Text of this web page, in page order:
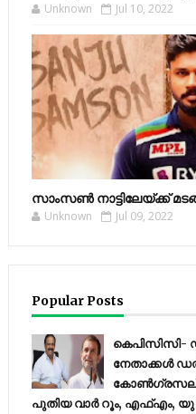
Unknown Jul 10, 2022
സാംസണ്‍ നാട്ടിലേയ്‌ക്ക്
Unknown Jul 09, 2022
Popular Posts
കെപിസിസി-
നേതാക്കൾ
കോണ്‍ഗ്രസല്ല;
പുതിയ വാര്‍ റൂം, എഫ്‌എം,